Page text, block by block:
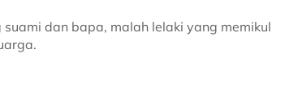
dan bapa, malah lelaki yang memikul